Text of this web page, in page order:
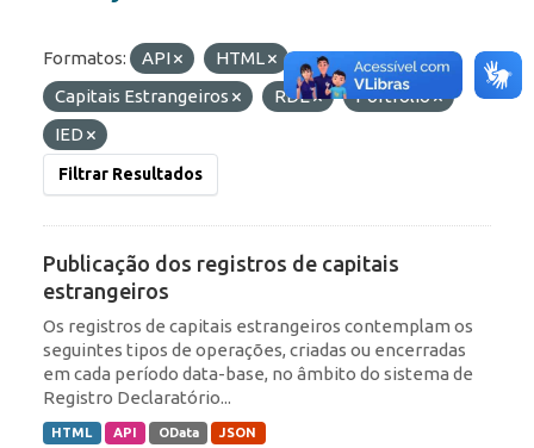
Formatos: API HTML
Etiquetas:
Capitais Estrangeiros
RDE
Portfólio
IED
Filtrar Resultados
Publicação dos registros de capitais
estrangeiros
Os registros de capitais estrangeiros contemplam os
seguintes tipos de operações, criadas ou encerradas
em cada período data-base, no âmbito do sistema de
Registro Declaratório...
HTML API OData JSON